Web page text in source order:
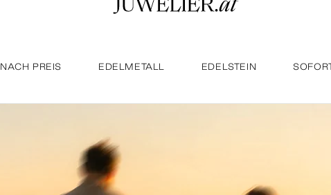
NACH PREIS EDELMETALL EDELSTEIN